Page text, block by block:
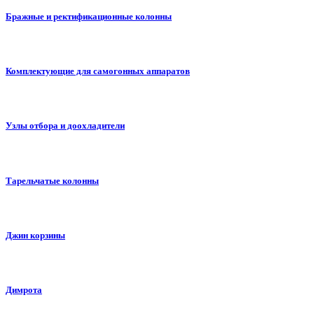
Бражные и ректификационные колонны
Комплектующие для самогонных аппаратов
Узлы отбора и доохладители
Тарельчатые колонны
Джин корзины
Димрота